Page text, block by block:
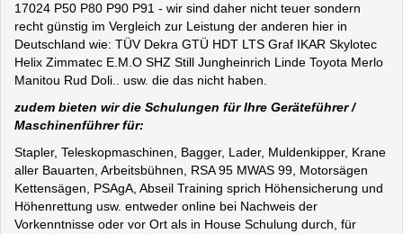
17024 P50 P80 P90 P91 - wir sind daher nicht teuer sondern
recht günstig im Vergleich zur Leistung der anderen hier in
Deutschland wie: TÜV Dekra GTÜ HDT LTS Graf IKAR Skylotec
Helix Zimmatec E.M.O SHZ Still Jungheinrich Linde Toyota Merlo
Manitou Rud Doli.. usw. die das nicht haben.
zudem bieten wir die Schulungen für Ihre Geräteführer /
Maschinenführer für:
Stapler, Teleskopmaschinen, Bagger, Lader, Muldenkipper, Krane
aller Bauarten, Arbeitsbühnen, RSA 95 MWAS 99, Motorsägen
Kettensägen, PSAgA, Abseil Training sprich Höhensicherung und
Höhenrettung usw. entweder online bei Nachweis der
Vorkenntnisse oder vor Ort als in House Schulung durch, für